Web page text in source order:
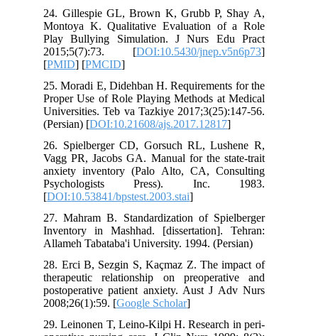
24. Gillespie GL, Brown K, Grubb P, Shay A,
Montoya K. Qualitative Evaluation of a Role
Play Bullying Simulation. J Nurs Edu Pract
2015;5(7):73. [DOI:10.5430/jnep.v5n6p73
[PMID] [PMCID
25. Moradi E, Didehban H. Requirements for the
Proper Use of Role Playing Methods at Medical
Universities. Teb va Tazkiye 2017;3(25):147-56.
(Persian) [DOI:10.21608/ajs.2017.12817
26. Spielberger CD, Gorsuch RL, Lushene R,
Vagg PR, Jacobs GA. Manual for the state-trait
anxiety inventory (Palo Alto, CA, Consulting
Psychologists Press). Inc. 1983.
[DOI:10.53841/bpstest.2003.stai
27. Mahram B. Standardization of Spielberger
Inventory in Mashhad. [dissertation]. Tehran:
Allameh Tabataba'i University. 1994. (Persian)
28. Erci B, Sezgin S, Kaçmaz Z. The impact of
therapeutic relationship on preoperative and
postoperative patient anxiety. Aust J Adv Nurs
2008;26(1):59. [Google Scholar
29. Leinonen T, Leino-Kilpi H. Research in peri-